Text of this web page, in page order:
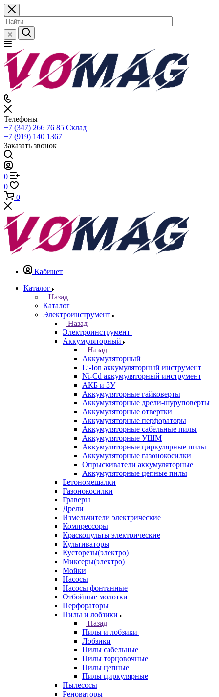
Телефоны
+7 (347) 266 76 85 Склад
+7 (919) 140 1367
Заказать звонок
0
0
0
Кабинет
Каталог
Назад
Каталог
Электроинструмент
Назад
Электроинструмент
Аккумуляторный
Назад
Аккумуляторный
Li-Ion аккумуляторный инструмент
Ni-Cd аккумуляторный инструмент
АКБ и ЗУ
Аккумуляторные гайковерты
Аккумуляторные дрели-шуруповерты
Аккумуляторные отвертки
Аккумуляторные перфораторы
Аккумуляторные сабельные пилы
Аккумуляторные УШМ
Аккумуляторные циркулярные пилы
Аккумуляторные газонокосилки
Опрыскиватели аккумуляторные
Аккумуляторные цепные пилы
Бетономешалки
Газонокосилки
Граверы
Дрели
Измельчители электрические
Компрессоры
Краскопульты электрические
Культиваторы
Кусторезы(электро)
Миксеры(электро)
Мойки
Насосы
Насосы фонтанные
Отбойные молотки
Перфораторы
Пилы и лобзики
Назад
Пилы и лобзики
Лобзики
Пилы сабельные
Пилы торцовочные
Пилы цепные
Пилы циркулярные
Пылесосы
Реноваторы